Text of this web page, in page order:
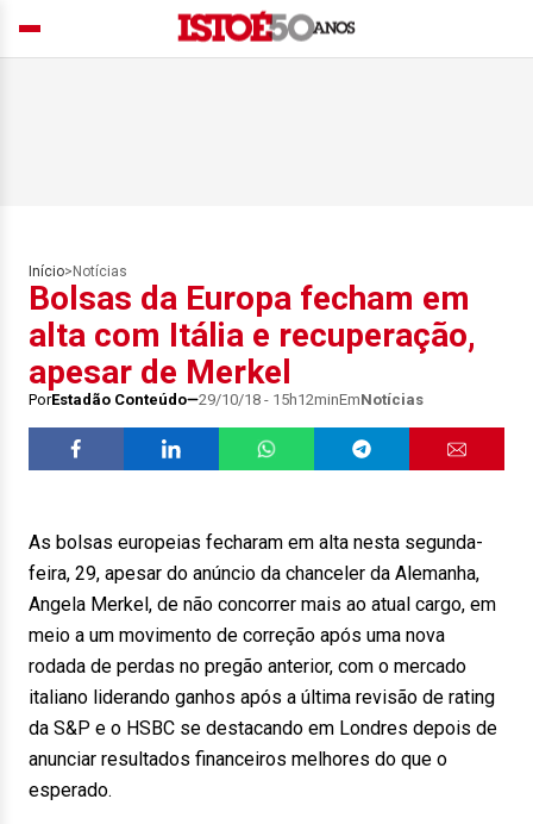
Início> Notícias
Bolsas da Europa fecham em
alta com Itália e recuperação,
apesar de Merkel
PorEstadão Conteúdo 29/10/18 - 15h12minEmNotícias
As bolsas europeias fecharam em alta nesta segunda-
feira, 29, apesar do anúncio da chanceler da Alemanha,
Angela Merkel, de não concorrer mais ao atual cargo, em
meio a um movimento de correção após uma nova
rodada de perdas no pregão anterior, com o mercado
italiano liderando ganhos após a última revisão de rating
da S&P e o HSBC se destacando em Londres depois de
anunciar resultados financeiros melhores do que o
esperado.